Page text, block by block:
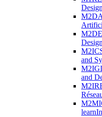
Design
Design
and
and